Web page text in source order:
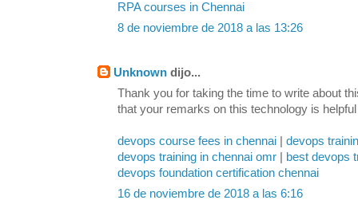
RPA courses in Chennai
8 de noviembre de 2018 a las 13:26
Unknown dijo...
Thank you for taking the time to write about
that your remarks on this technology is
devops course fees in chennai
devops
devops training in chennai omr
best devops
devops foundation certification chennai
16 de noviembre de 2018 a las 6:16